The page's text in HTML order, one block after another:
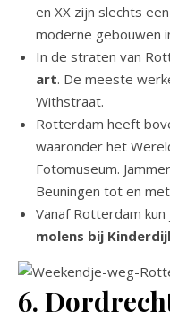
en XX zijn slechts
moderne gebouwen
In de straten van
art. De meeste
Withstraat.
Rotterdam heeft
waaronder het
Fotomuseum.
Beuningen tot en
Vanaf Rotterdam
molens bij
6.